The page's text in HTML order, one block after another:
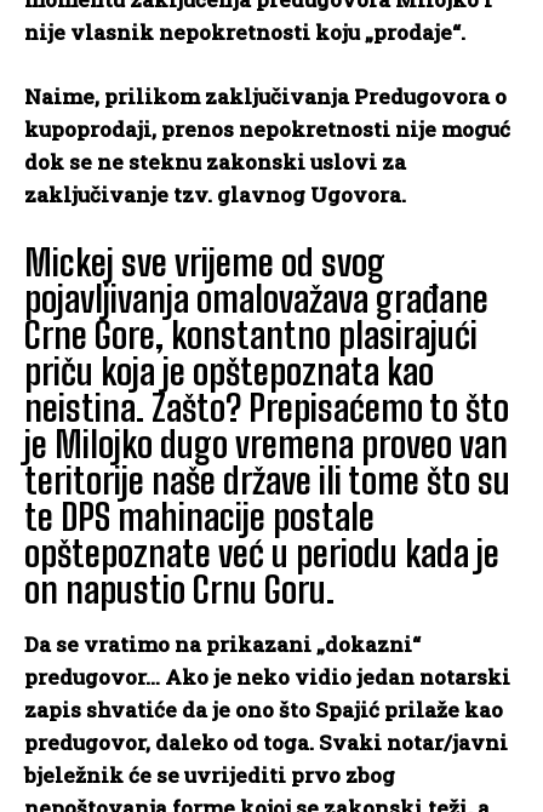
nije vlasnik nepokretnosti koju „prodaje“.
Naime, prilikom zaključivanja Predugovora o
kupoprodaji, prenos nepokretnosti nije moguć
dok se ne steknu zakonski uslovi za
zaključivanje tzv. glavnog Ugovora.
Mickej sve vrijeme od svog
pojavljivanja omalovažava građane
Crne Gore, konstantno plasirajući
priču koja je opštepoznata kao
neistina. Zašto? Prepisaćemo to što
je Milojko dugo vremena proveo van
teritorije naše države ili tome što su
te DPS mahinacije postale
opštepoznate već u periodu kada je
on napustio Crnu Goru.
Da se vratimo na prikazani „dokazni“
predugovor… Ako je neko vidio jedan notarski
zapis shvatiće da je ono što Spajić prilaže kao
predugovor, daleko od toga. Svaki notar/javni
bjeležnik će se uvrijediti prvo zbog